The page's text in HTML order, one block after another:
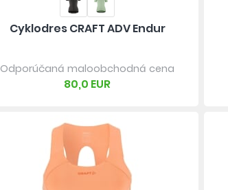
Cyklodres CRAFT ADV Endur
Odporúčaná maloobchodná cena
80,0 EUR